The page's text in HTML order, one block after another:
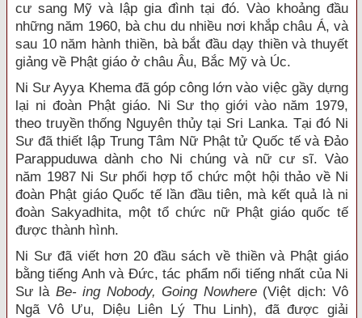
cư sang Mỹ và lập gia đình tại đó. Vào khoảng đầu
những năm 1960, bà chu du nhiều nơi khắp châu Á, và
sau 10 năm hành thiền, bà bắt đầu dạy thiền và thuyết
giảng về Phật giáo ở châu Âu, Bắc Mỹ và Úc.
Ni Sư Ayya Khema đã góp công lớn vào việc gầy dựng
lại ni đoàn Phật giáo. Ni Sư thọ giới vào năm 1979,
theo truyền thống Nguyên thủy tại Sri Lanka. Tại đó Ni
Sư đã thiết lập Trung Tâm Nữ Phật tử Quốc tế và Đảo
Parappuduwa dành cho Ni chúng và nữ cư sĩ. Vào
năm 1987 Ni Sư phối hợp tổ chức một hội thảo về Ni
đoàn Phật giáo Quốc tế lần đầu tiên, mà kết quả là ni
đoàn Sakyadhita, một tổ chức nữ Phật giáo quốc tế
được thành hình.
Ni Sư đã viết hơn 20 đầu sách về thiền và Phật giáo
bằng tiếng Anh và Đức, tác phẩm nổi tiếng nhất của Ni
Sư là Be- ing Nobody, Going Nowhere (Việt dịch: Vô
Ngã Vô Ưu, Diệu Liên Lý Thu Linh), đã được giải